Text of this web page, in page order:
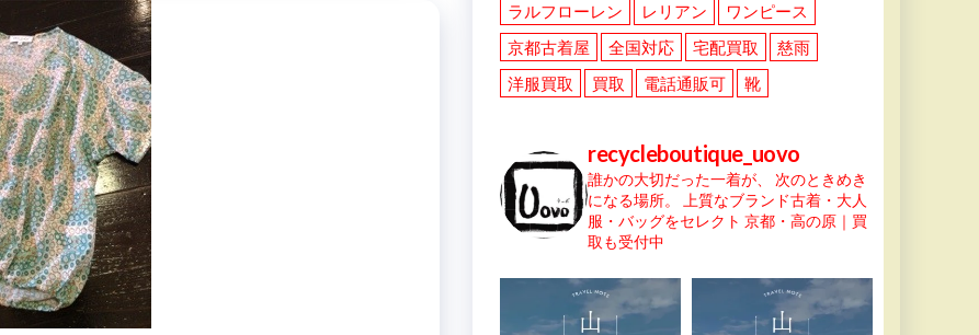
ラルフローレン
レリアン
ワンピース
京都古着屋
全国対応 宅配買取
慈雨
洋服買取
買取 電話通販可 靴
recycleboutique_uovo
誰かの大切だった一着が、
次のときめき
になる場所。
上質なブランド古着・大人
服・バッグをセレクト 京都・高の原｜買
取も受付中